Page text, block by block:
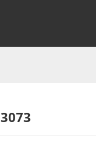
Loading...
Loading...